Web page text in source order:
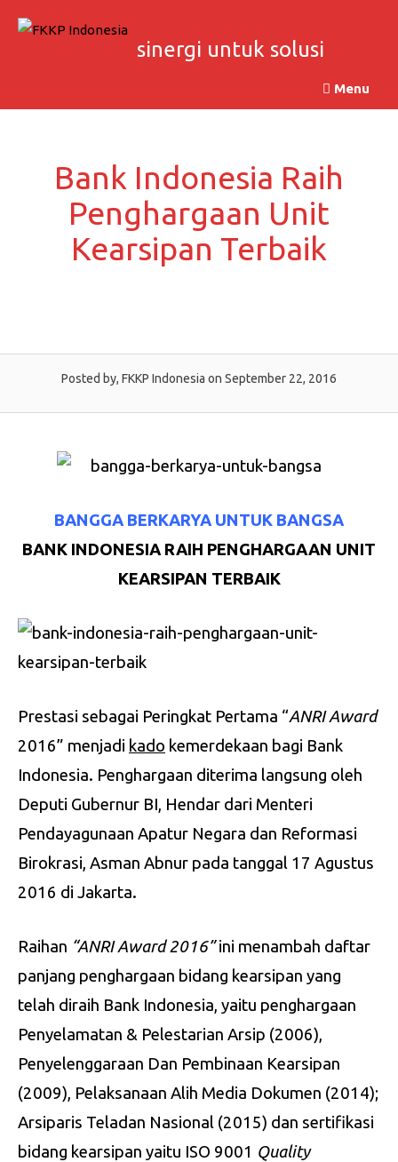
sinergi untuk solusi
Menu
Bank Indonesia Raih
Penghargaan Unit
Kearsipan Terbaik
Posted by, FKKP Indonesia on September 22, 2016
BANGGA BERKARYA UNTUK BANGSA
BANK INDONESIA RAIH PENGHARGAAN UNIT
KEARSIPAN TERBAIK
Prestasi sebagai Peringkat Pertama “ANRI Award
2016” menjadi kado kemerdekaan bagi Bank
Indonesia. Penghargaan diterima langsung oleh
Deputi Gubernur BI, Hendar dari Menteri
Pendayagunaan Apatur Negara dan Reformasi
Birokrasi, Asman Abnur pada tanggal 17 Agustus
2016 di Jakarta.
Raihan “ANRI Award 2016”ini menambah daftar
panjang penghargaan bidang kearsipan yang
telah diraih Bank Indonesia, yaitu penghargaan
Penyelamatan & Pelestarian Arsip (2006),
Penyelenggaraan Dan Pembinaan Kearsipan
(2009), Pelaksanaan Alih Media Dokumen (2014);
Arsiparis Teladan Nasional (2015) dan sertifikasi
bidang kearsipan yaitu ISO 9001 Quality